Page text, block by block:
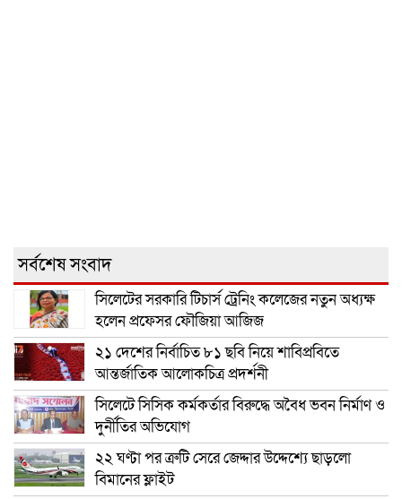
সর্বশেষ সংবাদ
সিলেটের সরকারি টিচার্স ট্রেনিং কলেজের নতুন অধ্যক্ষ
হলেন প্রফেসর ফৌজিয়া আজিজ
২১ দেশের নির্বাচিত ৮১ ছবি নিয়ে শাবিপ্রবিতে
আন্তর্জাতিক আলোকচিত্র প্রদর্শনী
সিলেটে সিসিক কর্মকর্তার বিরুদ্ধে অবৈধ ভবন নির্মাণ ও
দুর্নীতির অভিযোগ
২২ ঘণ্টা পর ত্রুটি সেরে জেদ্দার উদ্দেশ্যে ছাড়লো
বিমানের ফ্লাইট